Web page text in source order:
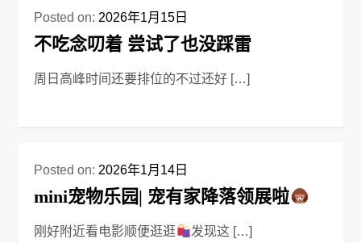
Posted on: 2026年1月15日
不吃念叨着 尝试了也没踩雷
周日高峰时间还要排位的不过还好 […]
Posted on: 2026年1月14日
mini宠物乐园| 宠有家降落领展啦
刚好附近看电影顺便逛逛 发现这 […]